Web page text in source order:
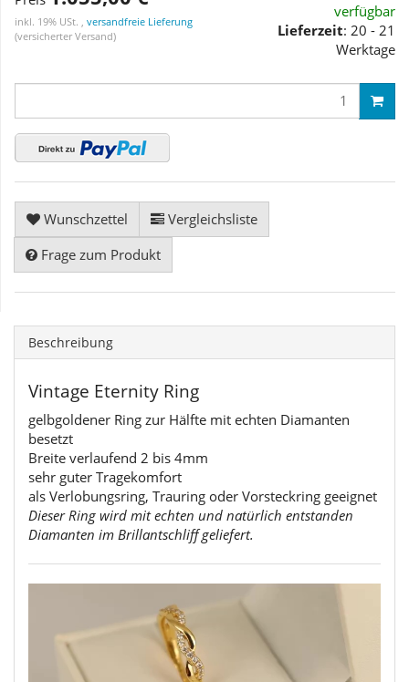
inkl. 19% USt. , versandfreie Lieferung
(versicherter Versand)
verfügbar
Lieferzeit: 20 - 21
Werktage
Wunschzettel
Vergleichsliste
Frage zum Produkt
Beschreibung
Vintage Eternity Ring
gelbgoldener Ring zur Hälfte mit echten Diamanten
besetzt
Breite verlaufend 2 bis 4mm
sehr guter Tragekomfort
als Verlobungsring, Trauring oder Vorsteckring geeignet
Dieser Ring wird mit echten und natürlich entstanden
Diamanten im Brillantschliff geliefert.